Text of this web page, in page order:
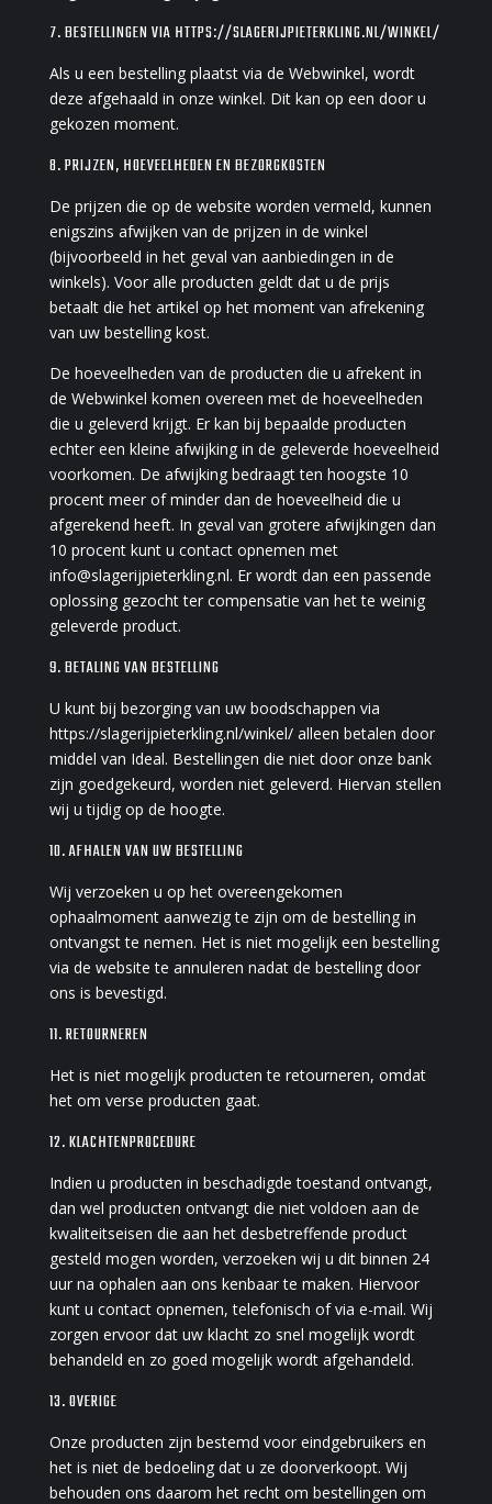
7. BESTELLINGEN VIA HTTPS://SLAGERIJPIETERKLING.NL/WINKEL/
Als u een bestelling plaatst via de Webwinkel, wordt
deze afgehaald in onze winkel. Dit kan op een door u
gekozen moment.
8. PRIJZEN, HOEVEELHEDEN EN BEZORGKOSTEN
De prijzen die op de website worden vermeld, kunnen
enigszins afwijken van de prijzen in de winkel
(bijvoorbeeld in het geval van aanbiedingen in de
winkels). Voor alle producten geldt dat u de prijs
betaalt die het artikel op het moment van afrekening
van uw bestelling kost.
De hoeveelheden van de producten die u afrekent in
de Webwinkel komen overeen met de hoeveelheden
die u geleverd krijgt. Er kan bij bepaalde producten
echter een kleine afwijking in de geleverde hoeveelheid
voorkomen. De afwijking bedraagt ten hoogste 10
procent meer of minder dan de hoeveelheid die u
afgerekend heeft. In geval van grotere afwijkingen dan
10 procent kunt u contact opnemen met
info@slagerijpieterkling.nl. Er wordt dan een passende
oplossing gezocht ter compensatie van het te weinig
geleverde product.
9. BETALING VAN BESTELLING
U kunt bij bezorging van uw boodschappen via
https://slagerijpieterkling.nl/winkel/ alleen betalen door
middel van Ideal. Bestellingen die niet door onze bank
zijn goedgekeurd, worden niet geleverd. Hiervan stellen
wij u tijdig op de hoogte.
10. AFHALEN VAN UW BESTELLING
Wij verzoeken u op het overeengekomen
ophaalmoment aanwezig te zijn om de bestelling in
ontvangst te nemen. Het is niet mogelijk een bestelling
via de website te annuleren nadat de bestelling door
ons is bevestigd.
11. RETOURNEREN
Het is niet mogelijk producten te retourneren, omdat
het om verse producten gaat.
12. KLACHTENPROCEDURE
Indien u producten in beschadigde toestand ontvangt,
dan wel producten ontvangt die niet voldoen aan de
kwaliteitseisen die aan het desbetreffende product
gesteld mogen worden, verzoeken wij u dit binnen 24
uur na ophalen aan ons kenbaar te maken. Hiervoor
kunt u contact opnemen, telefonisch of via e-mail. Wij
zorgen ervoor dat uw klacht zo snel mogelijk wordt
behandeld en zo goed mogelijk wordt afgehandeld.
13. OVERIGE
Onze producten zijn bestemd voor eindgebruikers en
het is niet de bedoeling dat u ze doorverkoopt. Wij
behouden ons daarom het recht om bestellingen om